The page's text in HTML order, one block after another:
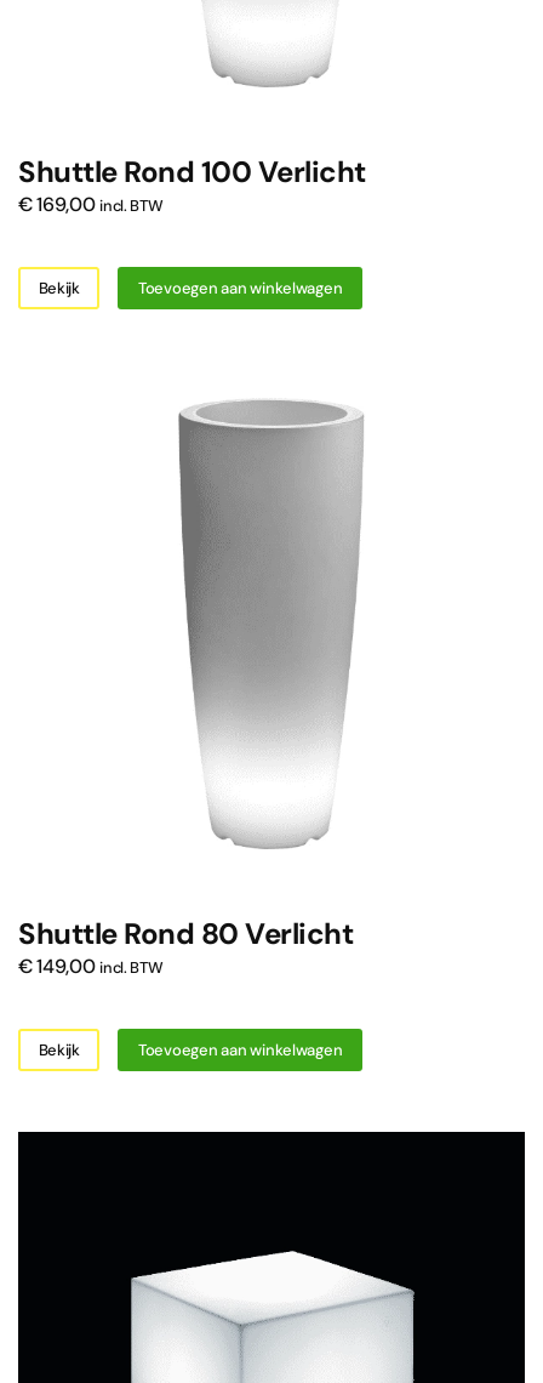
Shuttle Rond 100 Verlicht
€169,00 incl. BTW
Bekijk Toevoegen aan winkelwagen
Shuttle Rond 80 Verlicht
€149,00 incl. BTW
Bekijk Toevoegen aan winkelwagen